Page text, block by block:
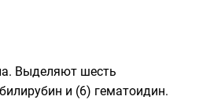
. Выделяют шесть
и (6) гематоидин.